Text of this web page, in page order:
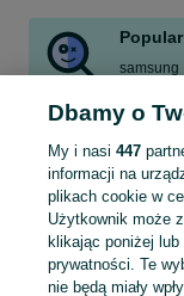
samsung
Mapa kategorii
Mapa miejscowości
Dbamy o
My i nasi 447
informacji na
plikach cookie w
Użytkownik może
klikając poniżej
prywatności. Te
nie będą miały